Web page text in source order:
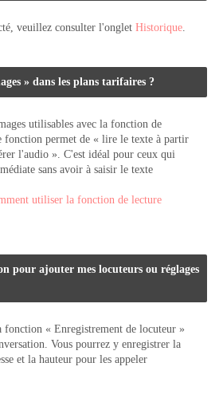
veuillez consulter l'onglet Historique
» dans les plans tarifaires ?
utilisables avec la fonction de
fonction permet de « lire le texte à partir
l'audio ». C'est idéal pour ceux qui
sans avoir à saisir le texte
utiliser la fonction de lecture
pour ajouter mes locuteurs ou réglages
« Enregistrement de locuteur »
Vous pourrez y enregistrer la
et la hauteur pour les appeler